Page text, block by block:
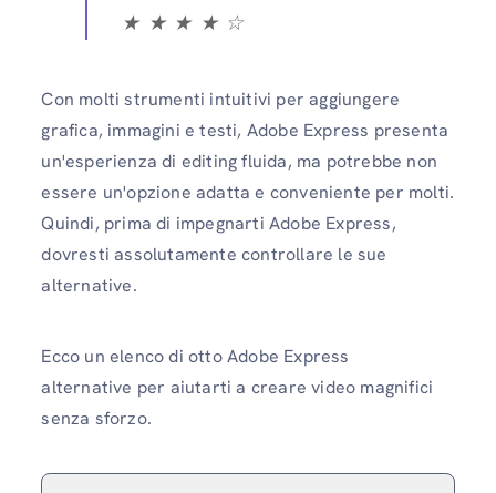
★ ★ ★ ★ ☆
Con molti strumenti intuitivi per aggiungere
grafica, immagini e testi, Adobe Express presenta
un'esperienza di editing fluida, ma potrebbe non
essere un'opzione adatta e conveniente per molti.
Quindi, prima di impegnarti Adobe Express,
dovresti assolutamente controllare le sue
alternative.
Ecco un elenco di otto Adobe Express
alternative per aiutarti a creare video magnifici
senza sforzo.